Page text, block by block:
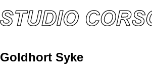
Goldhort Syke